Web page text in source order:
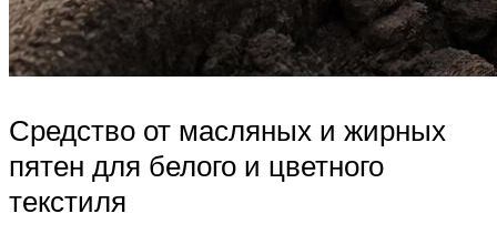
Средство от масляных и жирных
пятен для белого и цветного
текстиля